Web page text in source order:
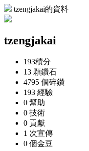
tzengjakai的資料
tzengjakai
193積分
13 顆鑽石
4795 個碎鑽
193 經驗
0 幫助
0 技術
0 貢獻
1 次宣傳
0 個金豆